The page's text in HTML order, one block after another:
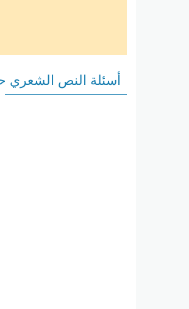
أسئلة النص الشعري